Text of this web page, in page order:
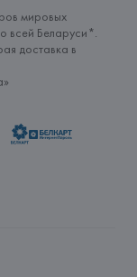
мировых
всей Беларуси*.
доставка в
»